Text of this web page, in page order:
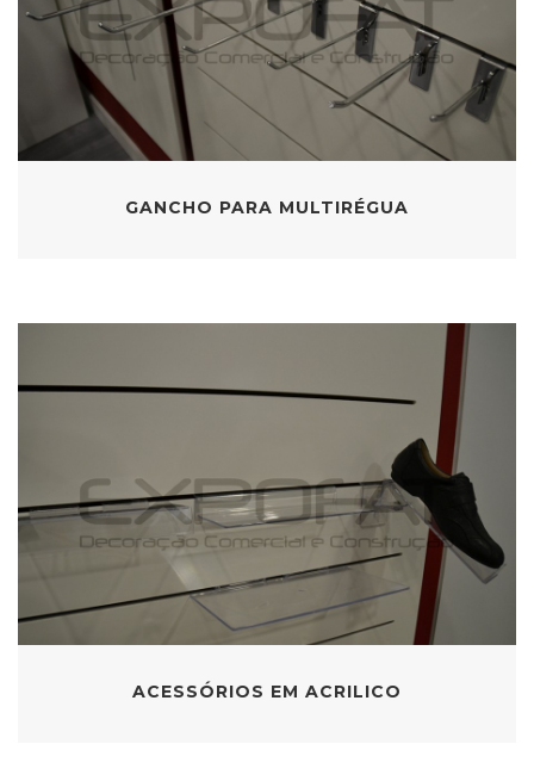
GANCHO PARA MULTIRÉGUA
ACESSÓRIOS EM ACRILICO